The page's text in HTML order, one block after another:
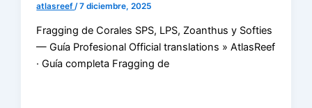
atlasreef/7 diciembre, 2025
Fragging de Corales SPS, LPS, Zoanthus y Softies
— Guía Profesional Official translations » AtlasReef
· Guía completa Fragging de